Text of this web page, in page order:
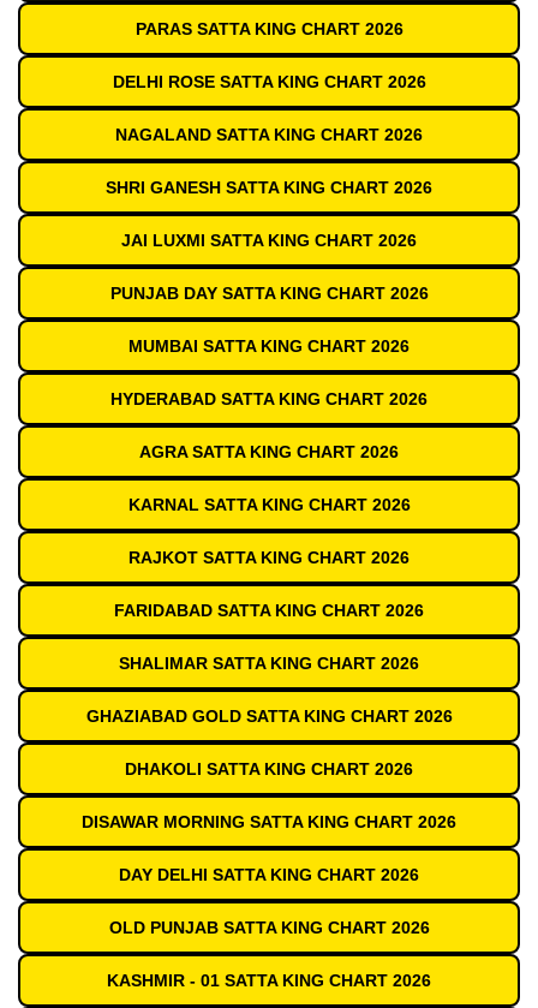
PARAS SATTA KING CHART 2026
DELHI ROSE SATTA KING CHART 2026
NAGALAND SATTA KING CHART 2026
SHRI GANESH SATTA KING CHART 2026
JAI LUXMI SATTA KING CHART 2026
PUNJAB DAY SATTA KING CHART 2026
MUMBAI SATTA KING CHART 2026
HYDERABAD SATTA KING CHART 2026
AGRA SATTA KING CHART 2026
KARNAL SATTA KING CHART 2026
RAJKOT SATTA KING CHART 2026
FARIDABAD SATTA KING CHART 2026
SHALIMAR SATTA KING CHART 2026
GHAZIABAD GOLD SATTA KING CHART 2026
DHAKOLI SATTA KING CHART 2026
DISAWAR MORNING SATTA KING CHART 2026
DAY DELHI SATTA KING CHART 2026
OLD PUNJAB SATTA KING CHART 2026
KASHMIR - 01 SATTA KING CHART 2026